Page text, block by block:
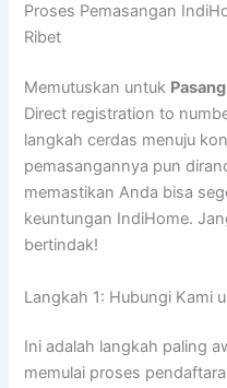
Proses Pemasangan
Ribet
Memutuskan untuk
Direct registration to
langkah cerdas menuju
pemasangannya pun
memastikan Anda bisa
keuntungan IndiHome.
bertindak!
Langkah 1: Hubungi Kami
Ini adalah langkah paling
memulai proses